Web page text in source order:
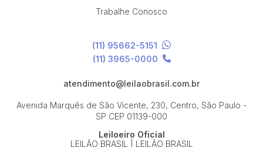
Trabalhe Conosco
(11) 95662-5151
(11) 3965-0000
atendimento@leilaobrasil.com.br
Avenida Marquês de São Vicente, 230, Centro, São Paulo -
SP CEP 01139-000
Leiloeiro Oficial
LEILÃO BRASIL | LEILÃO BRASIL